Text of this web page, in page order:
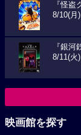
『怪盗
8/10(月
『銀河
8/11(火
映画館を探す